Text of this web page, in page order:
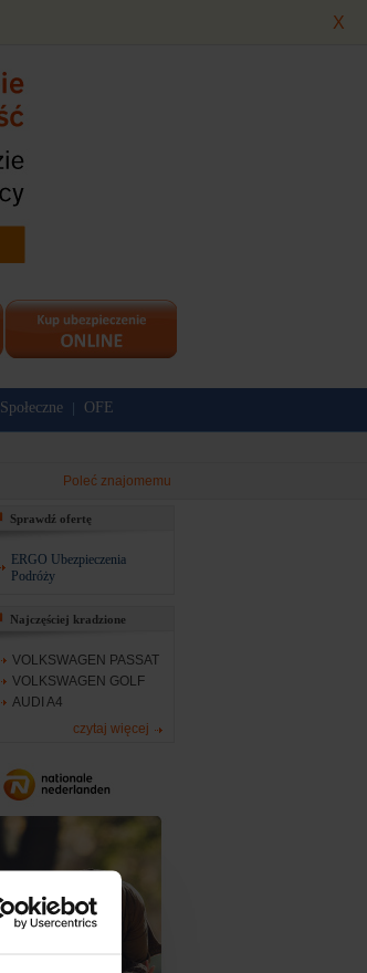
X
Społeczne OFE
Poleć znajomemu
Sprawdź ofertę
ERGO Ubezpieczenia
Podróży
Najczęściej kradzione
VOLKSWAGEN PASSAT
VOLKSWAGEN GOLF
AUDI A4
czytaj więcej